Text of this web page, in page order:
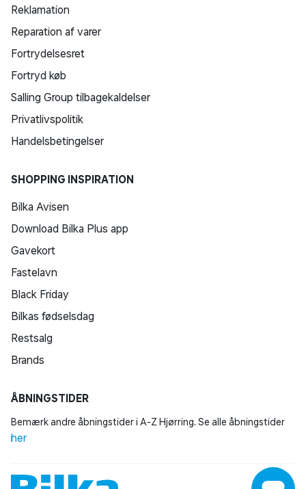
Reklamation
Reparation af varer
Fortrydelsesret
Fortryd køb
Salling Group tilbagekaldelser
Privatlivspolitik
Handelsbetingelser
SHOPPING INSPIRATION
Bilka Avisen
Download Bilka Plus app
Gavekort
Fastelavn
Black Friday
Bilkas fødselsdag
Restsalg
Brands
ÅBNINGSTIDER
Bemærk andre åbningstider i A-Z Hjørring. Se alle åbningstider
her